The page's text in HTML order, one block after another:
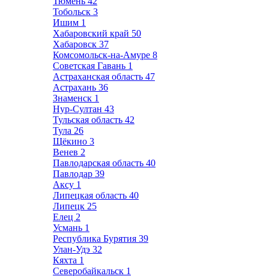
Тобольск 3
Ишим 1
Хабаровский край 50
Хабаровск 37
Комсомольск-на-Амуре 8
Советская Гавань 1
Астраханская область 47
Астрахань 36
Знаменск 1
Нур-Султан 43
Тульская область 42
Тула 26
Щёкино 3
Венев 2
Павлодарская область 40
Павлодар 39
Аксу 1
Липецкая область 40
Липецк 25
Елец 2
Усмань 1
Республика Бурятия 39
Улан-Удэ 32
Кяхта 1
Северобайкальск 1